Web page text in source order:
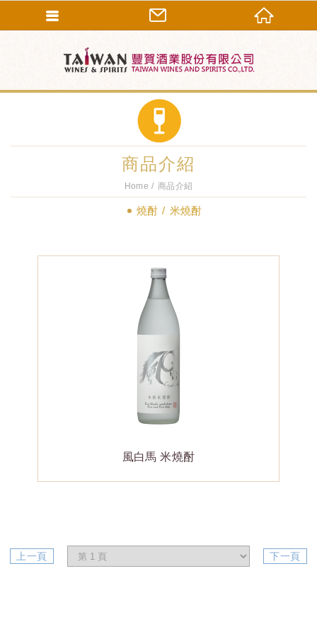
商品介紹
Home 商品介紹
燒酎 米燒酎
風白馬 米燒酎
上一頁 下一頁